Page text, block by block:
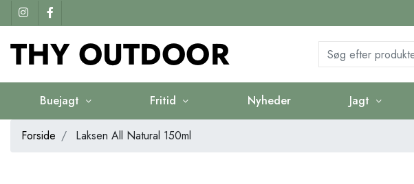
Buejagt Fritid Nyheder Jagt
Forside Laksen All Natural 150ml